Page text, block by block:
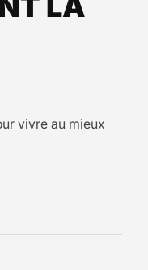
vivre au mieux